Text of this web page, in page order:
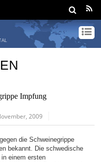
Impfung
2009
die Schweinegrippe
bekannt. Die schwedische
einem ersten